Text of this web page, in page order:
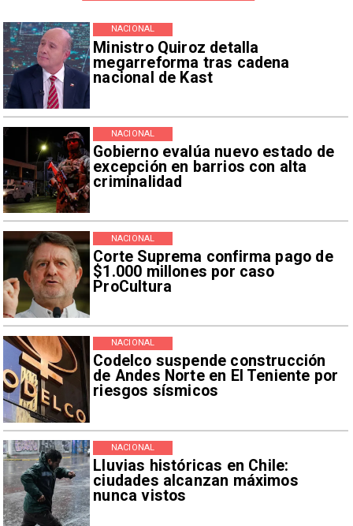
Ministro Quiroz detalla
megarreforma tras cadena
nacional de Kast
NACIONAL
Gobierno evalúa nuevo estado de
excepción en barrios con alta
criminalidad
NACIONAL
Corte Suprema confirma pago de
$1.000 millones por caso
ProCultura
NACIONAL
Codelco suspende construcción
de Andes Norte en El Teniente por
riesgos sísmicos
NACIONAL
Lluvias históricas en Chile:
ciudades alcanzan máximos
nunca vistos
NACIONAL